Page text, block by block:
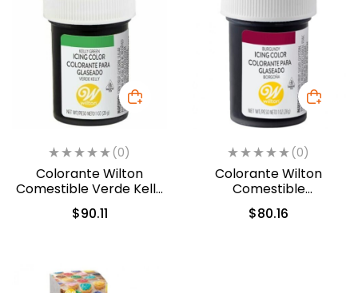
(0)
Colorante Wilton
Comestible Verde Kelly
28.3gr. (04-0-0046)
$90.11
(0)
Colorante Wilton
Comestible
Borgoña/Burgundy
28.3gr. (04-0-0050)
$80.16